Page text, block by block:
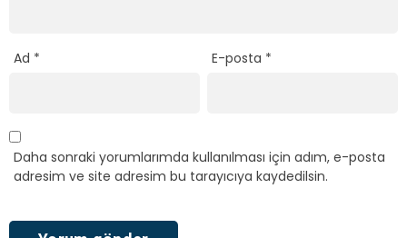
Ad * E-posta *
Daha sonraki yorumlarımda kullanılması için adım, e-posta
adresim ve site adresim bu tarayıcıya kaydedilsin.